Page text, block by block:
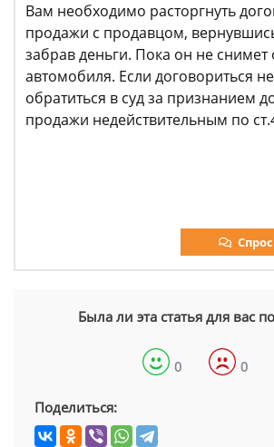
Вам необходимо расторгнуть
продажи с продавцом,
забрав деньги. Пока он не
автомобиля. Если договориться
обратиться в суд за признанием
продажи недействительным по
Была ли эта статья для вас
0 0
Поделиться: